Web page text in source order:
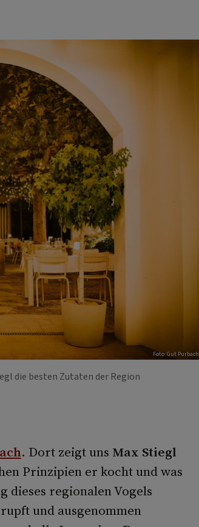
Foto: Gut Purbach
die besten Zutaten der Region
. Dort zeigt uns Max Stiegl
Prinzipien er kocht und was
dieses regionalen Vogels
und ausgenommen